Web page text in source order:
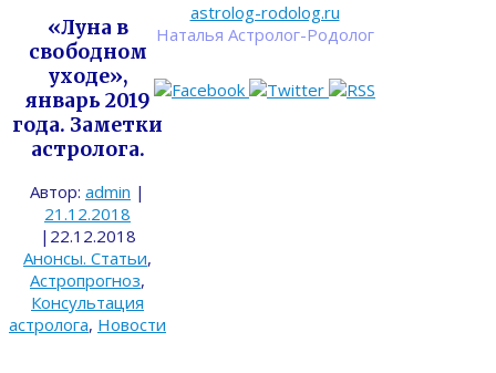
astrolog-rodolog.ru
Наталья Астролог-Родолог
«Луна в
свободном
уходе»,
январь 2019
года. Заметки
астролога.
Автор: admin |
21.12.2018
| 22.12.2018
Анонсы. Статьи,
Астропрогноз,
Консультация
астролога, Новости